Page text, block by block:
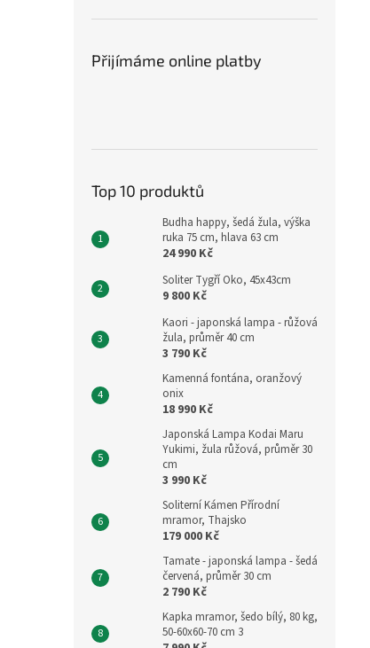
Přijímáme online platby
Top 10 produktů
Budha happy, šedá žula, výška
ruka 75 cm, hlava 63 cm
24 990 Kč
Soliter Tygří Oko, 45x43cm
9 800 Kč
Kaori - japonská lampa - růžová
žula, průměr 40 cm
3 790 Kč
Kamenná fontána, oranžový
onix
18 990 Kč
Japonská Lampa Kodai Maru
Yukimi, žula růžová, průměr 30
cm
3 990 Kč
Soliterní Kámen Přírodní
mramor, Thajsko
179 000 Kč
Tamate - japonská lampa - šedá
červená, průměr 30 cm
2 790 Kč
Kapka mramor, šedo bílý, 80 kg,
50-60x60-70 cm 3